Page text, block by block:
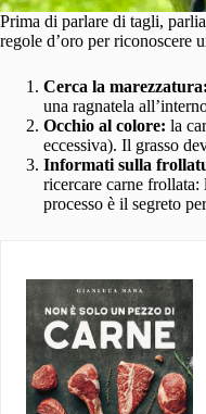
Prima di parlare di tagli,
regole d’oro per riconoscere
Cerca la marezzatura:
una ragnatela
Occhio al colore: la
eccessiva). Il grasso
Informati sulla
ricercare carne
processo è il segreto